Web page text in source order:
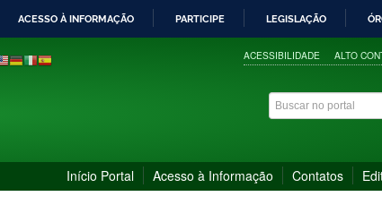
ACESSO À INFORMAÇÃO PARTICIPE LEGISLAÇÃO
ACESSIBILIDADE ALTO
Início Portal Acesso à Informação Contatos